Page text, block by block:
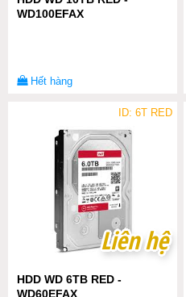
WD100EFAX
Hết hàng
ID: 6T RED
Liên hệ
Liên hệ
HDD WD 6TB RED -
WD60EFAX